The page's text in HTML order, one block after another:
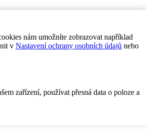
nám umožníte zobrazovat například
v Nastavení ochrany osobních údajů nebo
zařízení, používat přesná data o poloze a